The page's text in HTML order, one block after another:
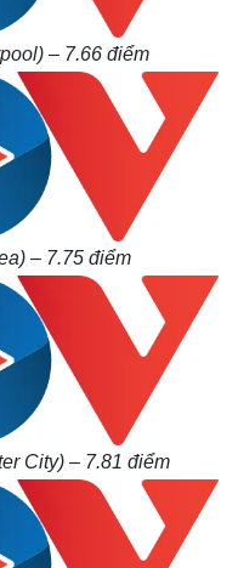
– 7.66điểm
– 7.75 điểm
City) – 7.81 điểm